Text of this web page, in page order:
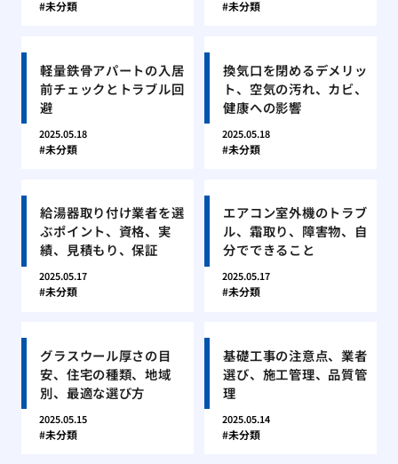
未分類 未分類
軽量鉄骨アパートの入居
前チェックとトラブル回
避
2025.05.18
未分類
換気口を閉めるデメリッ
ト、空気の汚れ、カビ、
健康への影響
2025.05.18
未分類
給湯器取り付け業者を選
ぶポイント、資格、実
績、見積もり、保証
2025.05.17
未分類
エアコン室外機のトラブ
ル、霜取り、障害物、自
分でできること
2025.05.17
未分類
グラスウール厚さの目
安、住宅の種類、地域
別、最適な選び方
2025.05.15
未分類
基礎工事の注意点、業者
選び、施工管理、品質管
理
2025.05.14
未分類